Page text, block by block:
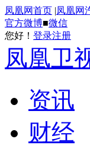
凤凰网首页 |凤凰网
官方微博■微信
您好！ 登录注册
凤凰卫
资讯
财经